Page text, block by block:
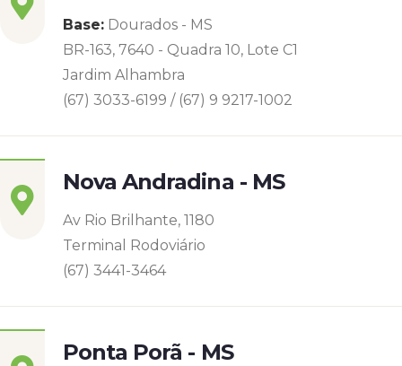
Base: Dourados - MS
BR-163, 7640 - Quadra 10, Lote C1
Jardim Alhambra
(67) 3033-6199 / (67) 9 9217-1002
Nova Andradina - MS
Av Rio Brilhante, 1180
Terminal Rodoviário
(67) 3441-3464
Ponta Porã - MS